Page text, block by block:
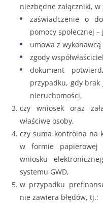
niezbędne załączniki, w
zaświadczenie o
pomocy społecznej
umowa z
zgody
dokument
przypadku, gdy brak
nieruchomości,
czy wniosek oraz
właściwe osoby,
czy suma kontrolna na
w formie
wniosku
systemu GWD,
w przypadku
nie zawiera błędów, tj.: